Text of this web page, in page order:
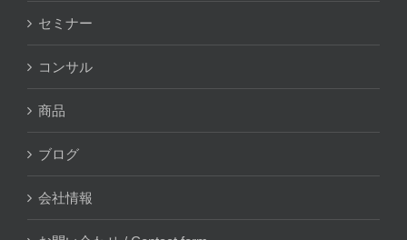
セミナー
コンサル
商品
ブログ
会社情報